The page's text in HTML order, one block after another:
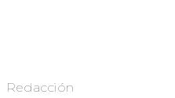
Redacción